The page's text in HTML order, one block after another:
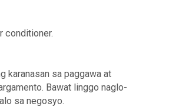
conditioner.
karanasan sa paggawa at
Bawat linggo naglo-
sa negosyo.